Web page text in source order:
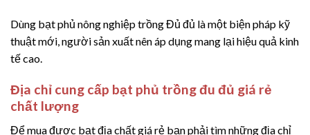
Dùng bạt phủ nông nghiệp trồng Đủ đủ là một biện pháp kỹ
thuật mới, người sản xuất nên áp dụng mang lại hiệu quả kinh
tế cao.
Địa chỉ cung cấp bạt phủ trồng đu đủ giá rẻ
chất lượng
Để mua được bạt địa chất giá rẻ bạn phải tìm những địa chỉ